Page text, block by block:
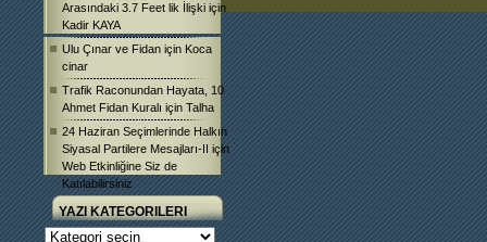
Arasındaki 3.7 Feet lik İlişki için
Kadir KAYA
Ulu Çınar ve Fidan için Koca
cinar
Trafik Raconundan Hayata, 10
Ahmet Fidan Kuralı için Talha
24 Haziran Seçimlerinde Halkın
Siyasal Partilere Mesajları-II için
Web Etkinliğine Siz de
Katılabilirsiniz
YAZI KATEGORILERI
Yazı